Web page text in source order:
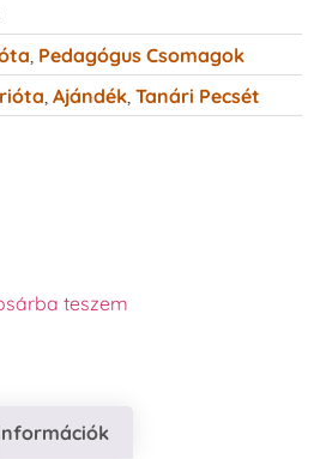
Pedagógus Csomagok
Ajándék Tanári Pecsét
teszem